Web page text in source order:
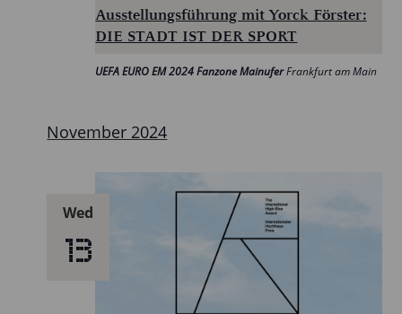
Ausstellungsführung mit Yorck Förster:
DIE STADT IST DER SPORT
UEFA EURO EM 2024 Fanzone MainuferFrankfurt am Main
November 2024
Wed
13